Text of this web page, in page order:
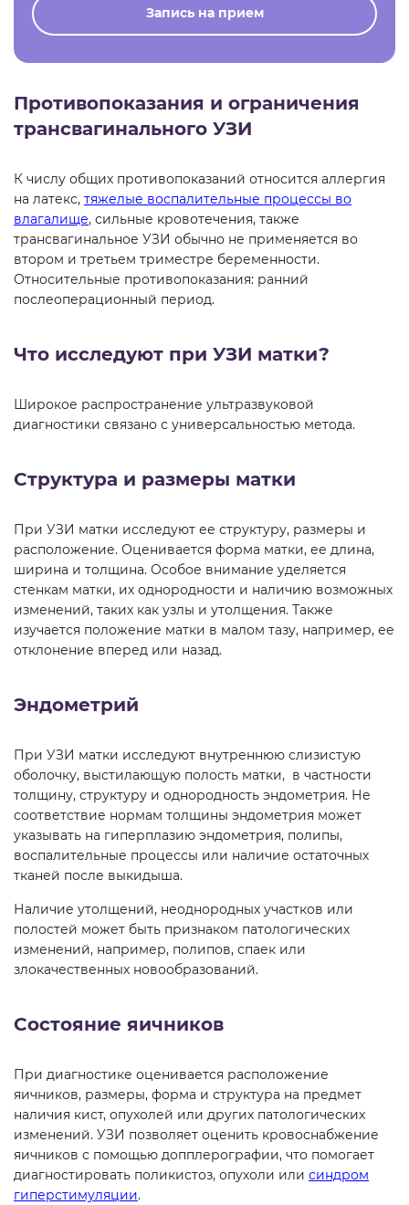
Запись на прием
Противопоказания и ограничения
трансвагинального УЗИ
К числу общих противопоказаний относится аллергия
на латекс, тяжелые воспалительные процессы во
влагалище, сильные кровотечения, также
трансвагинальное УЗИ обычно не применяется во
втором и третьем триместре беременности.
Относительные противопоказания: ранний
послеоперационный период.
Что исследуют при УЗИ матки?
Широкое распространение ультразвуковой
диагностики связано с универсальностью метода.
Структура и размеры матки
При УЗИ матки исследуют ее структуру, размеры и
расположение. Оценивается форма матки, ее длина,
ширина и толщина. Особое внимание уделяется
стенкам матки, их однородности и наличию возможных
изменений, таких как узлы и утолщения. Также
изучается положение матки в малом тазу, например, ее
отклонение вперед или назад.
Эндометрий
При УЗИ матки исследуют внутреннюю слизистую
оболочку, выстилающую полость матки, в частности
толщину, структуру и однородность эндометрия. Не
соответствие нормам толщины эндометрия может
указывать на гиперплазию эндометрия, полипы,
воспалительные процессы или наличие остаточных
тканей после выкидыша.
Наличие утолщений, неоднородных участков или
полостей может быть признаком патологических
изменений, например, полипов, спаек или
злокачественных новообразований.
Состояние яичников
При диагностике оценивается расположение
яичников, размеры, форма и структура на предмет
наличия кист, опухолей или других патологических
изменений. УЗИ позволяет оценить кровоснабжение
яичников с помощью допплерографии, что помогает
диагностировать поликистоз, опухоли или синдром
гиперстимуляции.